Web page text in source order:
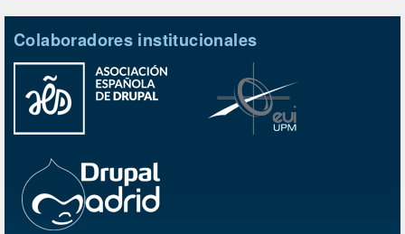
Colaboradores institucionales